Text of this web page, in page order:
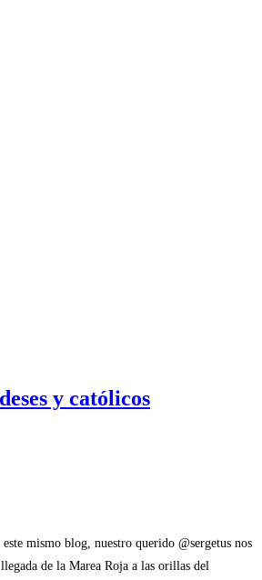
y católicos
mismo blog, nuestro querido @sergetus nos
de la Marea Roja a las orillas del